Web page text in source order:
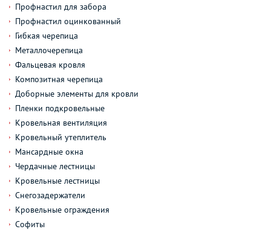
Профнастил для забора
Профнастил оцинкованный
Гибкая черепица
Металлочерепица
Фальцевая кровля
Композитная черепица
Доборные элементы для кровли
Пленки подкровельные
Кровельная вентиляция
Кровельный утеплитель
Мансардные окна
Чердачные лестницы
Кровельные лестницы
Снегозадержатели
Кровельные ограждения
Софиты